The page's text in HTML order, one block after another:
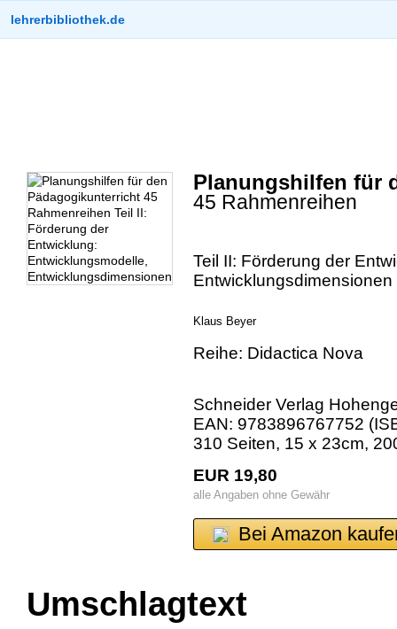
lehrerbibliothek.de
Planungshilfen für
45 Rahmenreihen
Teil II: Förderung der
Entwicklungsdimensionen
Klaus Beyer
Reihe: Didactica Nova
Schneider Verlag
EAN: 9783896767752
310 Seiten, 15 x 23cm,
EUR 19,80
alle Angaben ohne Gewähr
Bei Amazon
Umschlagtext